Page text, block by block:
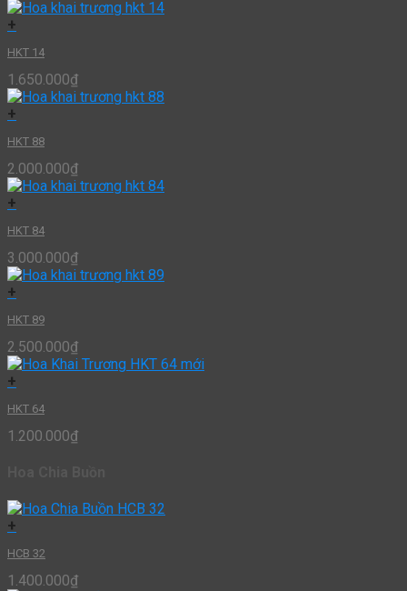
+
HKT 14
1.650.000₫
+
HKT 88
2.000.000₫
+
HKT 84
3.000.000₫
+
HKT 89
2.500.000₫
+
HKT 64
1.200.000₫
+
HCB 32
1.400.000₫